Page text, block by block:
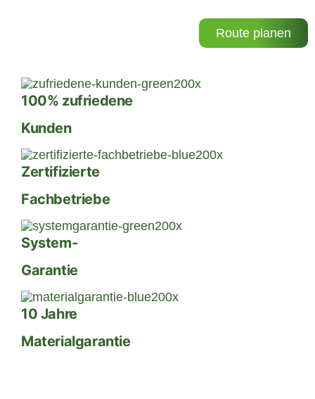
Route planen
100% zufriedene
Kunden
Zertifizierte
Fachbetriebe
System-
Garantie
10 Jahre
Materialgarantie